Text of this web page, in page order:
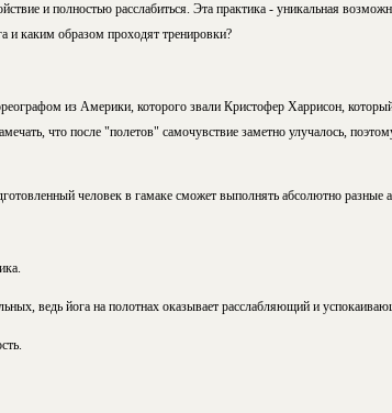
и полностью расслабиться. Эта практика - уникальная
и каким образом проходят тренировки?
из Америки, которого звали Кристофер Харрисон,
что после "полетов" самочувствие заметно улучалось,
человек в гамаке сможет выполнять абсолютно разные
ведь йога на полотнах оказывает расслабляющий и